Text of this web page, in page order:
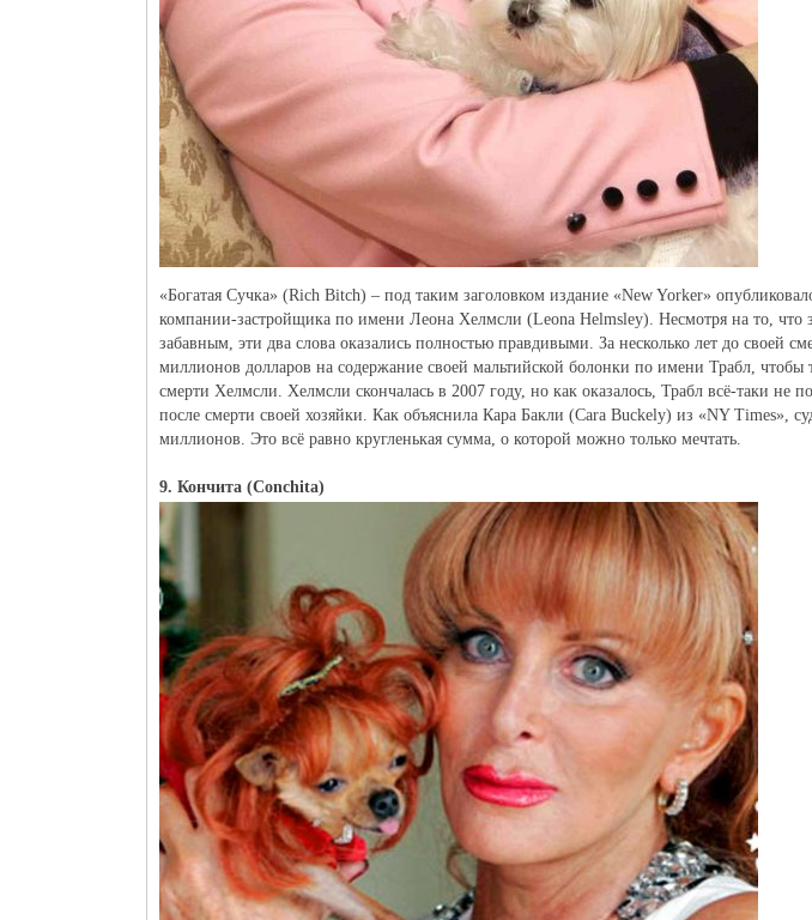
«Богатая Сучка» (Rich Bitch) – под таким заголовком издание «New Yorker»
компании-застройщика по имени Леона Хелмсли (Leona Helmsley). Несмотря на то, что
забавным, эти два слова оказались полностью правдивыми. За несколько лет до своей
миллионов долларов на содержание своей мальтийской болонки по имени Трабл, чтобы
смерти Хелмсли. Хелмсли скончалась в 2007 году, но как оказалось, Трабл всё-таки не
после смерти своей хозяйки. Как объяснила Кара Бакли (Cara Buckely) из «NY Times»,
миллионов. Это всё равно кругленькая сумма, о которой можно только мечтать.
9. Кончита (Conchita)